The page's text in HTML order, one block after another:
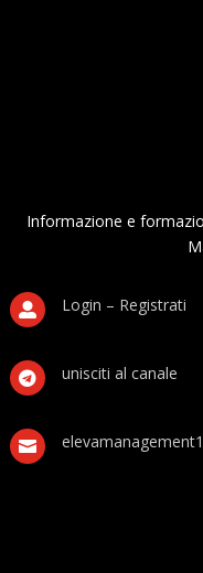
Informazione e
 Login – Registrati
 unisciti al canale
